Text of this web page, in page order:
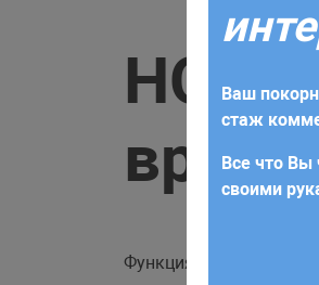
Функция
Для
получите
Ваш
стаж
Все что Вы
своими